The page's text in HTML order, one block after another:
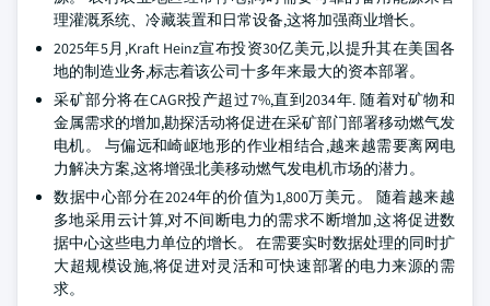
理灌溉系统、冷藏装置和日常设备,这将加强商业增长。
2025年5月,Kraft Heinz宣布投资30亿美元,以提升其在美国各
地的制造业务,标志着该公司十多年来最大的资本部署。
采矿部分将在CAGR投产超过7%,直到2034年. 随着对矿物和
金属需求的增加,勘探活动将促进在采矿部门部署移动燃气发
电机。 与偏远和崎岖地形的作业相结合,越来越需要离网电
力解决方案,这将增强北美移动燃气发电机市场的潜力。
数据中心部分在2024年的价值为1,800万美元。 随着越来越
多地采用云计算,对不间断电力的需求不断增加,这将促进数
据中心这些电力单位的增长。 在需要实时数据处理的同时扩
大超规模设施,将促进对灵活和可快速部署的电力来源的需
求。